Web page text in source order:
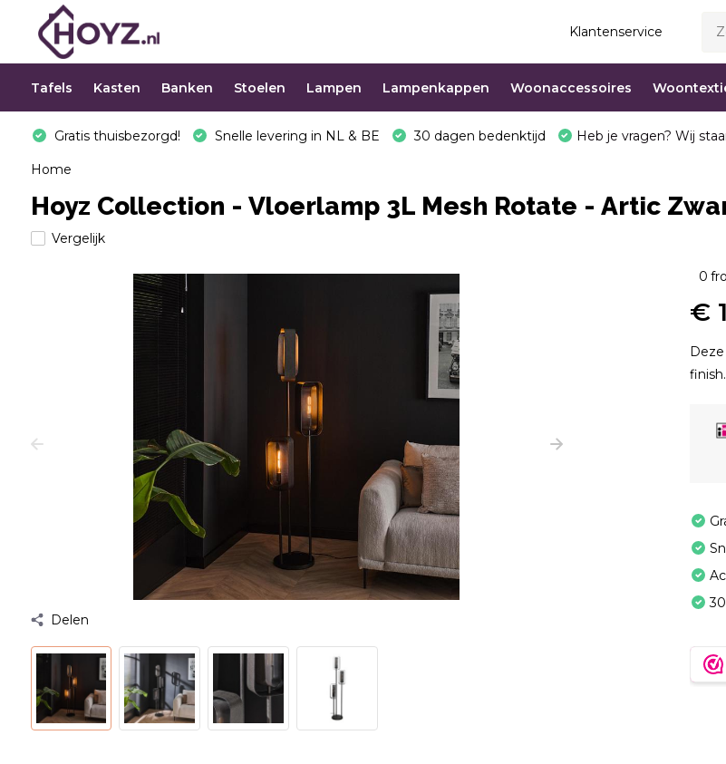
Klantenservice
Tafels Kasten Banken Stoelen Lampen Lampenkappen Woonaccessoires
Gratis thuisbezorgd! Snelle levering in NL & BE 30 dagen bedenktijd Heb je vragen? Wij
Home
Hoyz Collection - Vloerlamp 3L Mesh Rotate - Artic
Vergelijk
Delen
0
€